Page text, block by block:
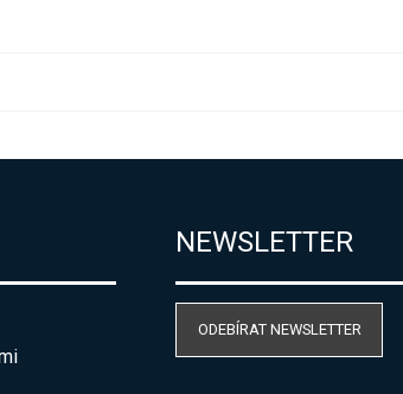
NEWSLETTER
ODEBÍRAT NEWSLETTER